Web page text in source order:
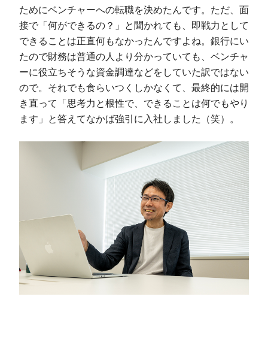
ためにベンチャーへの転職を決めたんです。ただ、面
接で「何ができるの？」と聞かれても、即戦力として
できることは正直何もなかったんですよね。銀行にい
たので財務は普通の人より分かっていても、ベンチャ
ーに役立ちそうな資金調達などをしていた訳ではない
ので。それでも食らいつくしかなくて、最終的には開
き直って「思考力と根性で、できることは何でもやり
ます」と答えてなかば強引に入社しました（笑）。